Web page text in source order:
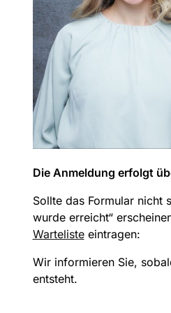
Die Anmeldung erfolgt
Sollte das Formular nicht
wurde erreicht“
Wartelisteeintragen:
Wir informieren Sie,
entsteht.